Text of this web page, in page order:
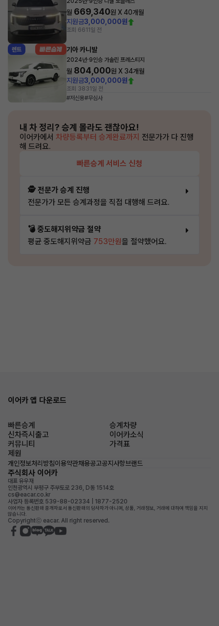
월 669,340원 X40개월
지원금3,000,000원
조회 661 1일 전
렌트 기아 카니발
2024년·9인승 가솔린 프레스티지
월 804,000원 X 34개월
지원금3,000,000원
조회 3831일 전
#저신용#무심사
내 차 정리? 승계 몰라도 괜찮아요!
이어카에서 차량등록부터 승계완료까지 전문가가 다 진행
해 드려요.
빠른승계 서비스 신청
🕵️ 전문가 승계 진행
전문가가 모든 승계과정을 직접 대행해 드려요.
💣 중도해지위약금 절약
평균 중도해지위약금 753만원을 절약했어요.
이어카 앱 다운로드
빠른승계
승계차량
신차즉시출고
이어카소식
커뮤니티
가격표
제원
개인정보처리방침이용약관채용공고공지사항브랜드
주식회사 이어카
대표 유우재
인천광역시 부평구 주부토로 236, D동 1514호
cs@eacar.co.kr
사업자 등록번호 539-88-02334 | 1877-2520
이어카는 통신판매 중개자로서 통신판매의 당사자가 아니며, 상품, 거래정보, 거래에 대하여 책임을 지지
않습니다.
Copyrightⓒ eacar. All right reserved.